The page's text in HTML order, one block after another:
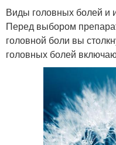
Виды головных болей и
Перед выбором
головной боли вы
головных болей